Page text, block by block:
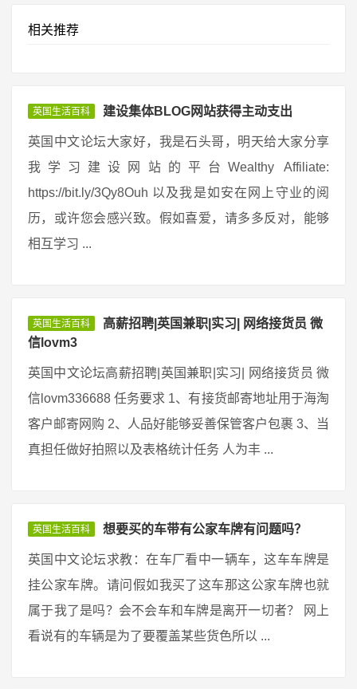
相关推荐
英国生活百科 建设集体BLOG网站获得主动支出
英国中文论坛大家好，我是石头哥，明天给大家分享
我学习建设网站的平台Wealthy Affiliate:
https://bit.ly/3Qy8Ouh 以及我是如安在网上守业的阅
历，或许您会感兴致。假如喜爱，请多多反对，能够
相互学习 ...
英国生活百科
高薪招聘|英国兼职|实习| 网络接货员 微
信lovm3
英国中文论坛高薪招聘|英国兼职|实习| 网络接货员 微
信lovm336688 任务要求 1、有接货邮寄地址用于海淘
客户邮寄网购 2、人品好能够妥善保管客户包裹 3、当
真担任做好拍照以及表格统计任务 人为丰 ...
英国生活百科 想要买的车带有公家车牌有问题吗？
英国中文论坛求教：在车厂看中一辆车，这车车牌是
挂公家车牌。请问假如我买了这车那这公家车牌也就
属于我了是吗？会不会车和车牌是离开一切者？ 网上
看说有的车辆是为了要覆盖某些货色所以 ...